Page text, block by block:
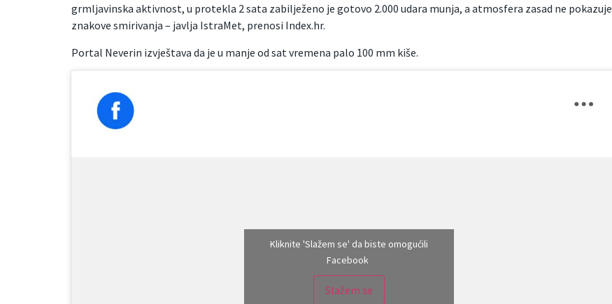
grmljavinska aktivnost, u protekla 2 sata zabilježeno je gotovo 2.000 udara munja, a atmosfera zasad ne pokazuje
znakove smirivanja – javlja IstraMet, prenosi Index.hr.
Portal Neverin izvještava da je u manje od sat vremena palo 100 mm kiše.
Kliknite 'Slažem se' da biste omogućili
Facebook
Slažem se